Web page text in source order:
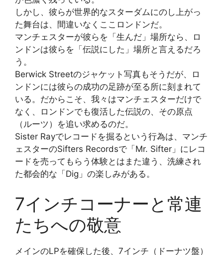
しかし、彼らが世界的なスターダムにのし上がっ
た舞台は、間違いなくここロンドンだ。
マンチェスターが彼らを「生んだ」場所なら、ロ
ンドンは彼らを「伝説にした」場所と言えるだろ
う。
Berwick Streetのジャケット写真もそうだが、ロ
ンドンには彼らの成功の足跡が至る所に刻まれて
いる。だからこそ、我々はマンチェスターだけで
なく、ロンドンでも復活した伝説の、その原点
（ルーツ）を追い求めるのだ。
Sister Rayでレコードを掘るという行為は、マンチ
ェスターのSifters Recordsで「Mr. Sifter」にレコ
ードを売ってもらう体験とはまた違う、洗練され
た都会的な「Dig」の楽しみがある。
7インチコーナーと常連
たちへの敬意
メインのLPを確保した後、7インチ（ドーナツ盤）